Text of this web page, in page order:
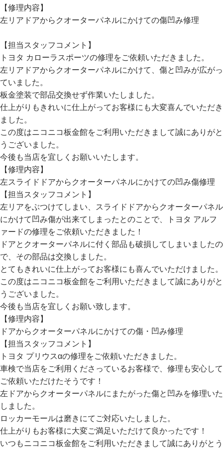
【修理内容】
左リアドアからクオーターパネルにかけての傷凹み修理
【担当スタッフコメント】
トヨタ カローラスポーツの修理をご依頼いただきました。
左リアドアからクオーターパネルにかけて、傷と凹みが広がっ
ていました。
板金塗装で部品交換せず作業いたしました。
仕上がりもきれいに仕上がってお客様にも大変喜んでいただき
ました。
この度はニコニコ板金館をご利用いただきまして誠にありがと
うございました。
今後も当店を宜しくお願いいたします。
【修理内容】
左スライドドアからクオーターパネルにかけての凹み傷修理
【担当スタッフコメント】
左リアをぶつけてしまい、スライドドアからクオーターパネル
にかけて凹み傷が出来てしまったとのことで、トヨタ アルフ
ァードの修理をご依頼いただきました！
ドアとクオーターパネルに付く部品も破損してしまいましたの
で、その部品は交換しました。
とてもきれいに仕上がってお客様にも喜んでいただけました。
この度はニコニコ板金館をご利用いただきまして誠にありがと
うございました。
今後も当店を宜しくお願い致します。
【修理内容】
ドアからクオーターパネルにかけての傷・凹み修理
【担当スタッフコメント】
トヨタ プリウスαの修理をご依頼いただきました。
車検で当店をご利用くださっているお客様で、修理も安心して
ご依頼いただけたそうです！
左ドアからクオーターパネルにまたがった傷と凹みを修理いた
しました。
ロッカーモールは磨きにてご対応いたしました。
仕上がりもお客様に大変ご満足いただけて良かったです！
いつもニコニコ板金館をご利用いただきまして誠にありがとう